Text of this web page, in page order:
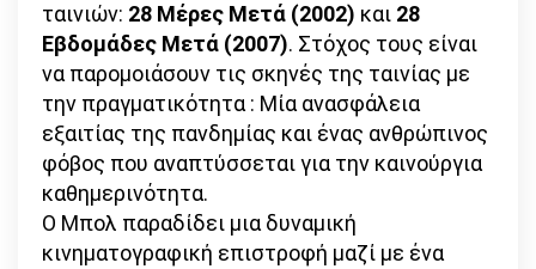
ταινιών: 28 Μέρες Μετά (2002) και 28
Εβδομάδες Μετά (2007). Στόχος τους είναι
να παρομοιάσουν τις σκηνές της ταινίας με
την πραγματικότητα : Μία ανασφάλεια
εξαιτίας της πανδημίας και ένας ανθρώπινος
φόβος που αναπτύσσεται για την καινούργια
καθημερινότητα.
Ο Μπολ παραδίδει μια δυναμική
κινηματογραφική επιστροφή μαζί με ένα